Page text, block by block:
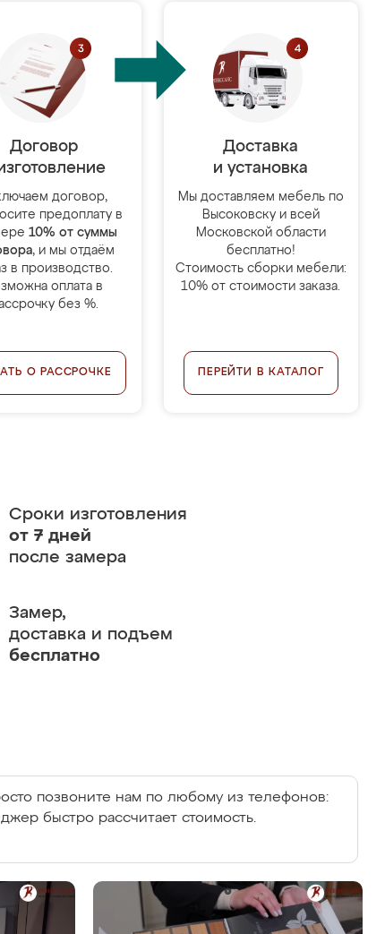
Договор
договор,
предоплату в
10% от суммы
, и мы отдаём
в производство.
оплата в
без %.
О РАССРОЧКЕ
Доставка
и установка
Мы доставляем мебель по
Высоковску и всей
Московской области
бесплатно!
Стоимость сборки мебели:
10% от стоимости заказа.
ПЕРЕЙТИ В КАТАЛОГ
Сроки изготовления
от 7 дней
после замера
Замер,
доставка и подъем
бесплатно
позвоните нам по любому из телефонов:
быстро рассчитает стоимость.